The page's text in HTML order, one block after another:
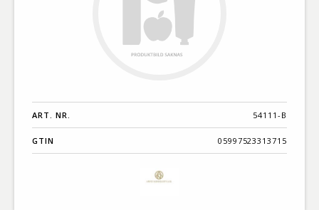
ART. NR. 54111-B
GTIN 05997523313715